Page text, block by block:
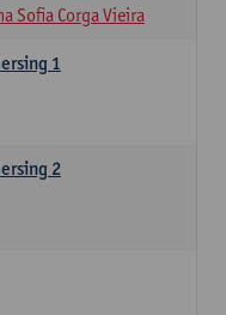
Sofia Corga Vieira
1
2